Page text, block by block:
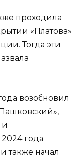
проходила
«Платова»
Тогда эти
возобновил
и
2024 года
также начал